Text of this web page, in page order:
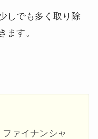
しでも多く取り除
ます。
ァイナンシャ